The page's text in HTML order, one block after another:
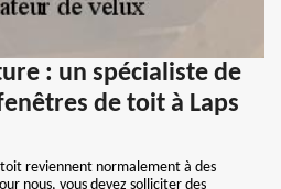
: un spécialiste de
de toit à Laps
reviennent normalement à des
nous, vous devez solliciter des